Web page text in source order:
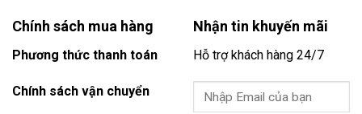
Chính sách mua hàng
Phương thức thanh toán
Chính sách vận chuyển
Nhận tin khuyến mãi
Hỗ trợ khách hàng 24/7